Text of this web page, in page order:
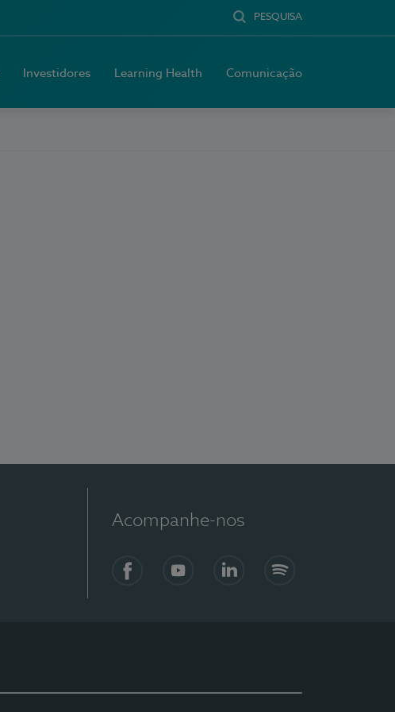
PESQUISA
Investidores Learning Health Comunicação
Acompanhe-nos